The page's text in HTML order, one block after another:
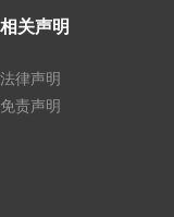
相关声明
法律声明
免责声明